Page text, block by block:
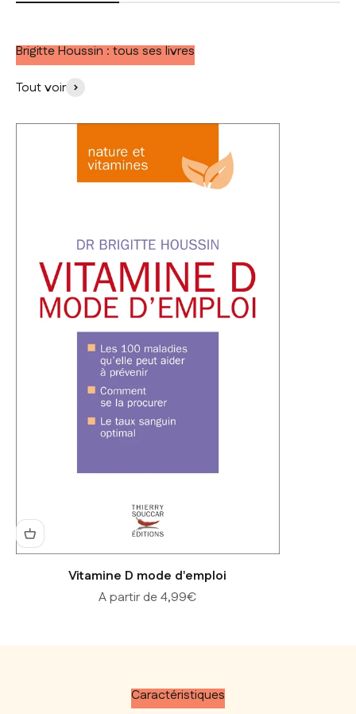
Brigitte Houssin : tous ses livres
Tout voir
Vitamine D mode d'emploi
Prix de vente
A partir de 4,99€
Caractéristiques